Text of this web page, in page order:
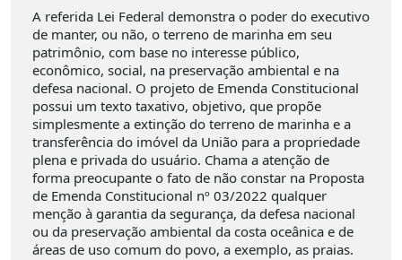
A referida Lei Federal demonstra o poder do executivo
de manter, ou não, o terreno de marinha em seu
patrimônio, com base no interesse público,
econômico, social, na preservação ambiental e na
defesa nacional. O projeto de Emenda Constitucional
possui um texto taxativo, objetivo, que propõe
simplesmente a extinção do terreno de marinha e a
transferência do imóvel da União para a propriedade
plena e privada do usuário. Chama a atenção de
forma preocupante o fato de não constar na Proposta
de Emenda Constitucional nº 03/2022 qualquer
menção à garantia da segurança, da defesa nacional
ou da preservação ambiental da costa oceânica e de
áreas de uso comum do povo, a exemplo, as praias.